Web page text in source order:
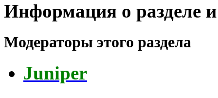
Информация о разделе
Модераторы этого раздела
Juniper